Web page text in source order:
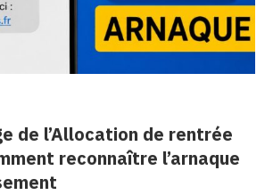
de l’Allocation de rentrée
reconnaître l’arnaque